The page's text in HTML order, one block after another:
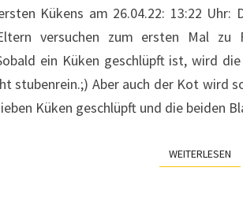
Kükens am 26.04.22: 13:22 Uhr:
Eltern versuchen zum ersten Mal
ein Küken geschlüpft ist, wird
stubenrein.;) Aber auch der Kot wird
Küken geschlüpft und die beiden
WEITERLESEN